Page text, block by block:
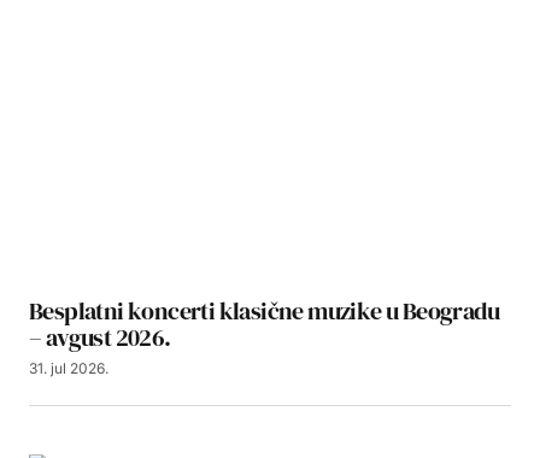
Besplatni koncerti klasične muzike u Beogradu
– avgust 2026.
31. jul 2026.